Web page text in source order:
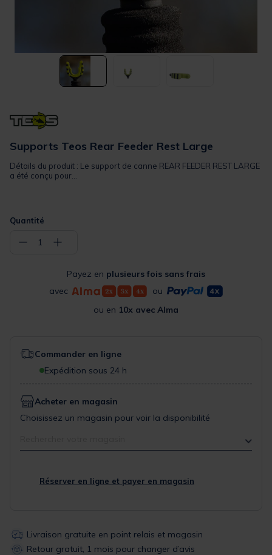
Supports Teos Rear Feeder Rest Large
Détails du produit : Le support de canne REAR FEEDER REST LARGE
a été conçu pour...
Quantité
− 1 +
Payez en plusieurs fois sans frais
avec
ou
ou en 10x avec Alma
Commander en ligne
Expédition sous 24 h
Acheter en magasin
Choisissez un magasin pour voir la disponibilité
Réserver en ligne et payer en magasin
Livraison gratuite en point relais et magasin
Retour gratuit, 1 mois pour changer d’avis